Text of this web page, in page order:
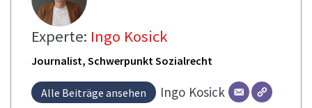
Experte: Ingo Kosick
Journalist, Schwerpunkt Sozialrecht
Alle Beiträge ansehen Ingo Kosick